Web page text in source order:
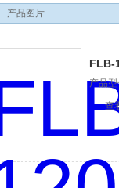
产品图片
FLB-
产品型
查